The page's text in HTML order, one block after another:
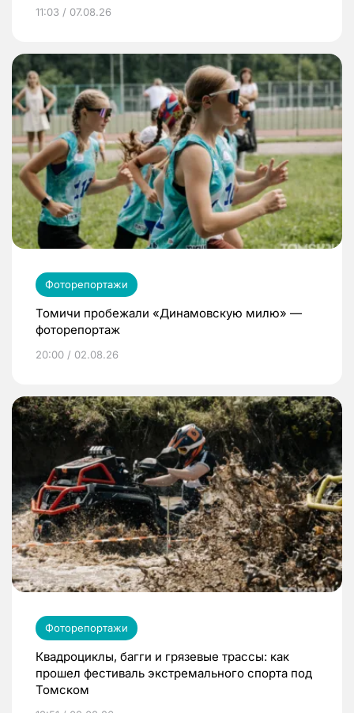
11:03 / 07.08.26
Фоторепортажи
Томичи пробежали «Динамовскую милю» —
фоторепортаж
20:00 / 02.08.26
Фоторепортажи
Квадроциклы, багги и грязевые трассы: как
прошел фестиваль экстремального спорта под
Томском